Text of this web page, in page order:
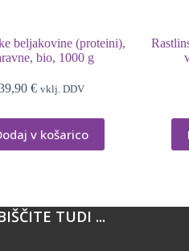
beljakovine (proteini),
bio, 1000 g
€ vklj. DDV
v košarico
TUDI ...